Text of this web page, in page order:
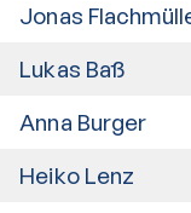
Jonas
Lukas Baß
Anna Burger
Heiko Lenz